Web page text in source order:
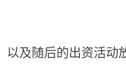
及随后的出资活动